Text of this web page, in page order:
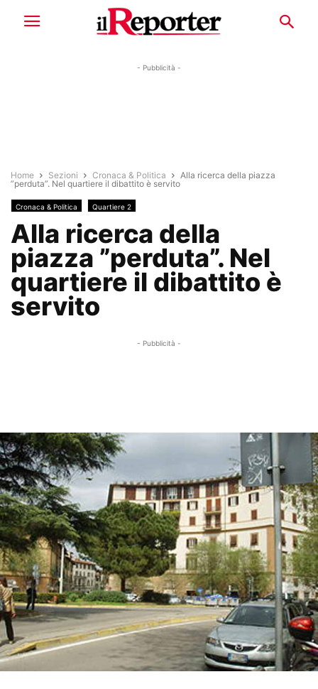
- Pubblicità -
Home Sezioni Cronaca & Politica
Alla ricerca della piazza
”perduta”. Nel quartiere il dibattito è servito
Cronaca & Politica Quartiere 2
Alla ricerca della
piazza ”perduta”. Nel
quartiere il dibattito è
servito
- Pubblicità -